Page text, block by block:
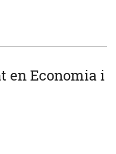
en Economia i